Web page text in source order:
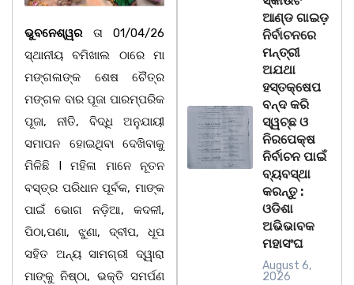
ଭୁବନେଶ୍ୱରତା 01/04/26
ସ୍ଥାନୀୟ ବମିଖାଲ ଠାରେ ମା
ମଙ୍ଗଳାଙ୍କ ଶେଷ ଚୈତ୍ର
ମଙ୍ଗଳ ବାର ପୂଜା ପାରମ୍ପରିକ
ପୂଜା, ନୀତି, ବିଦ୍ଧି ଅନୁଯାୟୀ
ସମାପନ ହୋଇଥିବା ଦେଖିବାକୁ
ମିଳିଛି l ମହିଳା ମାନେ ନୂତନ
ବସ୍ତ୍ର ପରିଧାନ ପୂର୍ବକ, ମାଙ୍କ
ପାଇଁ ଭୋଗ ନଡ଼ିଆ, କଦଳୀ,
ପିଠା,ପଣା, ଝୁଣା, ଦ୍ବୀପ, ଧୂପ
ସହିତ ଅନ୍ୟ ସାମଗ୍ରୀ ଦ୍ୱାରା
ମାଙ୍କୁ ନିଷ୍ଠା, ଭକ୍ତି ସମର୍ପଣ
ଆଣ୍ଡ ଗାଇଡ଼
ନିର୍ବାଚନରେ
ମନ୍ତ୍ରୀ
ଅଯଥା
ହସ୍ତକ୍ଷେପ
ବନ୍ଦ କରି
ସ୍ୱଚ୍ଛ ଓ
ନିରପେକ୍ଷ
ନିର୍ବାଚନ ପାଇଁ
ବ୍ୟବସ୍ଥା
କରନ୍ତୁ :
ଓଡିଶା
ଅଭିଭାବକ
ମହାସଂଘ
August 6,
2026